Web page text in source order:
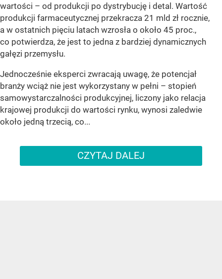
wartości – od produkcji po dystrybucję i detal. Wartość
produkcji farmaceutycznej przekracza 21 mld zł rocznie,
a w ostatnich pięciu latach wzrosła o około 45 proc.,
co potwierdza, że jest to jedna z bardziej dynamicznych
gałęzi przemysłu.
Jednocześnie eksperci zwracają uwagę, że potencjał
branży wciąż nie jest wykorzystany w pełni – stopień
samowystarczalności produkcyjnej, liczony jako relacja
krajowej produkcji do wartości rynku, wynosi zaledwie
około jedną trzecią, co...
CZYTAJ DALEJ